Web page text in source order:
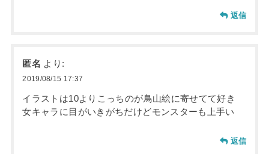
返信
匿名 より:
2019/08/15 17:37
イラストは10よりこっちのが鳥山絵に寄せてて好き
女キャラに目がいきがちだけどモンスターも上手い
返信